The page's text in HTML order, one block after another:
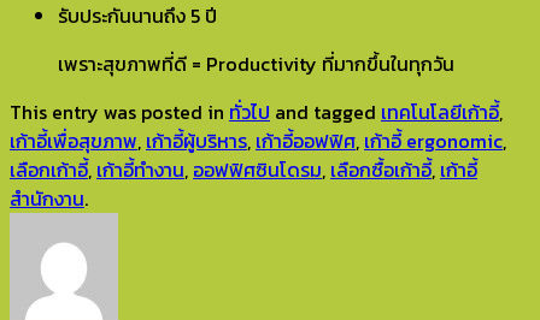
รับประกันนานถึง 5 ปี
เพราะสุขภาพที่ดี = Productivity ที่มากขึ้นในทุกวัน
This entry was posted in ทั่วไป and tagged เทคโนโลยีเก้าอี้,
เก้าอี้เพื่อสุขภาพ, เก้าอี้ผู้บริหาร, เก้าอี้ออฟฟิศ, เก้าอี้ ergonomic,
เลือกเก้าอี้, เก้าอี้ทำงาน, ออฟฟิศซินโดรม, เลือกซื้อเก้าอี้, เก้าอี้
สำนักงาน.